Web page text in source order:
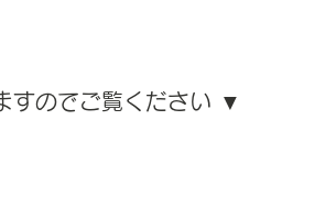
すのでご覧ください ▼